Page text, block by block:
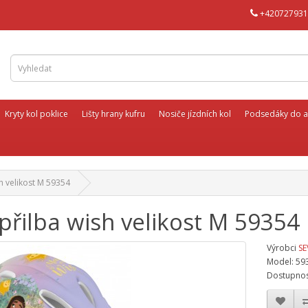
Kryty kol poklice Lišty hrany kufru Nosiče jízdních kol Podsedáky do
velikost M 59354
wish velikost M 59354
Výrobci
Model: